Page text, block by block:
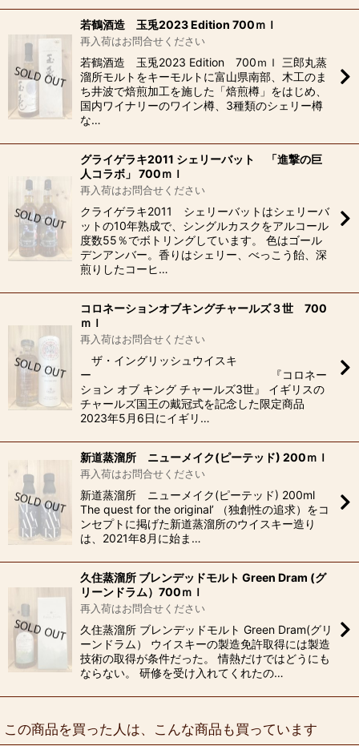
若鶴酒造 玉兎2023 Edition 700ｍｌ
再入荷はお問合せください
若鶴酒造 玉兎2023 Edition 700ｍｌ 三郎丸蒸
溜所モルトをキーモルトに富山県南部、木工のま
ち井波で焙煎加工を施した「焙煎樽」をはじめ、
国内ワイナリーのワイン樽、3種類のシェリー樽
な…
グライゲラキ2011 シェリーバット 「進撃の巨
人コラボ」 700ｍｌ
再入荷はお問合せください
クライゲラキ2011 シェリーバットはシェリーバ
ットの10年熟成で、シングルカスクをアルコール
度数55％でボトリングしています。 色はゴール
デンアンバー。香りはシェリー、べっこう飴、深
煎りしたコーヒ…
コロネーションオブキングチャールズ３世 700
ｍｌ
再入荷はお問合せください
ザ・イングリッシュウイスキ
ー 『コロネー
ション オブ キング チャールズ3世』 イギリスの
チャールズ国王の戴冠式を記念した限定商品
2023年5月6日にイギリ…
新道蒸溜所 ニューメイク(ピーテッド) 200ｍｌ
再入荷はお問合せください
新道蒸溜所 ニューメイク(ピーテッド) 200ml
The quest for the original’ （独創性の追求）をコ
ンセプトに掲げた新道蒸溜所のウイスキー造り
は、2021年8月に始ま…
久住蒸溜所 ブレンデッドモルト Green Dram (グ
リーンドラム）700ｍｌ
再入荷はお問合せください
久住蒸溜所 ブレンデッドモルト Green Dram(グリ
ーンドラム） ウイスキーの製造免許取得には製造
技術の取得が条件だった。 情熱だけではどうにも
ならない。 研修を受け入れてくれたの…
この商品を買った人は、こんな商品も買っています